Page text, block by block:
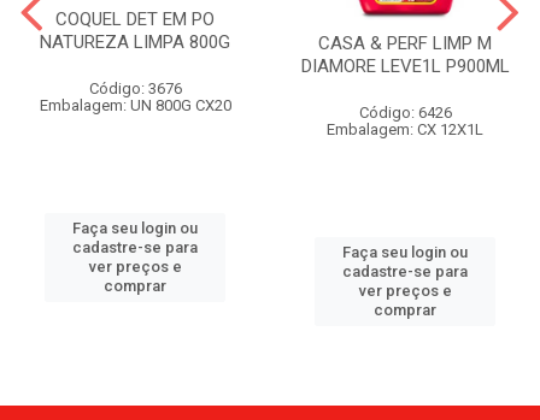
COQUEL DET EM PO
NATUREZA LIMPA 800G
Código: 3676
Embalagem: UN 800G CX20
Faça seu login ou
cadastre-se para
ver preços e
comprar
CASA & PERF LIMP M
DIAMORE LEVE1L P900ML
Código: 6426
Embalagem: CX 12X1L
Faça seu login ou
cadastre-se para
ver preços e
comprar